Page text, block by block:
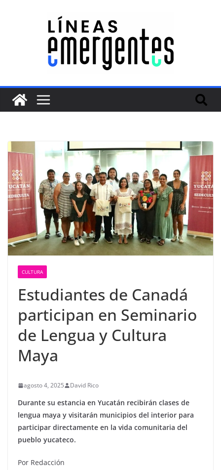
CULTURA
Estudiantes de Canadá
participan en Seminario
de Lengua y Cultura
Maya
agosto 4, 2025 David Rico
Durante su estancia en Yucatán recibirán clases de
lengua maya y visitarán municipios del interior para
participar directamente en la vida comunitaria del
pueblo yucateco.
Por Redacción